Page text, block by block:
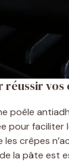
réussir vos
poêle
pour
les crêpes
la pâte est